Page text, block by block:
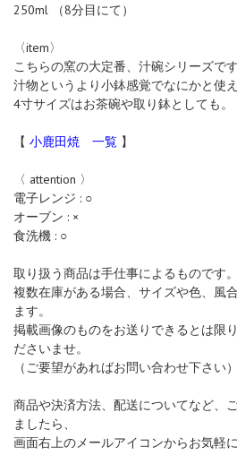
250ml （8分目にて）
〈item〉
こちらの窯の大定番、汁碗シリーズです
汁物というより小鉢感覚でなにかと使え
4寸サイズはお茶碗や取り鉢としても。
【 小鹿田焼 一覧 】
〈 attention 〉
電子レンジ : ○
オーブン : ×
食洗機 : ○
取り扱う商品は手仕事によるものです。
複数在庫がある場合、サイズや色、風
ます。
掲載画像のものをお送りできるとは限
ださいませ。
（ご要望があればお問い合わせ下さい）
商品や決済方法、配送についてなど、
ましたら、
画面右上のメールアイコンからお気軽